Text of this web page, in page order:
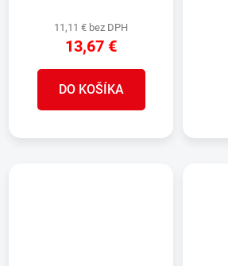
11,11 € bez DPH
13,67 €
DO KOŠÍKA